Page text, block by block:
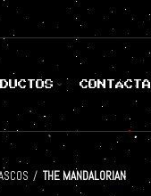
THE MANDALORIAN